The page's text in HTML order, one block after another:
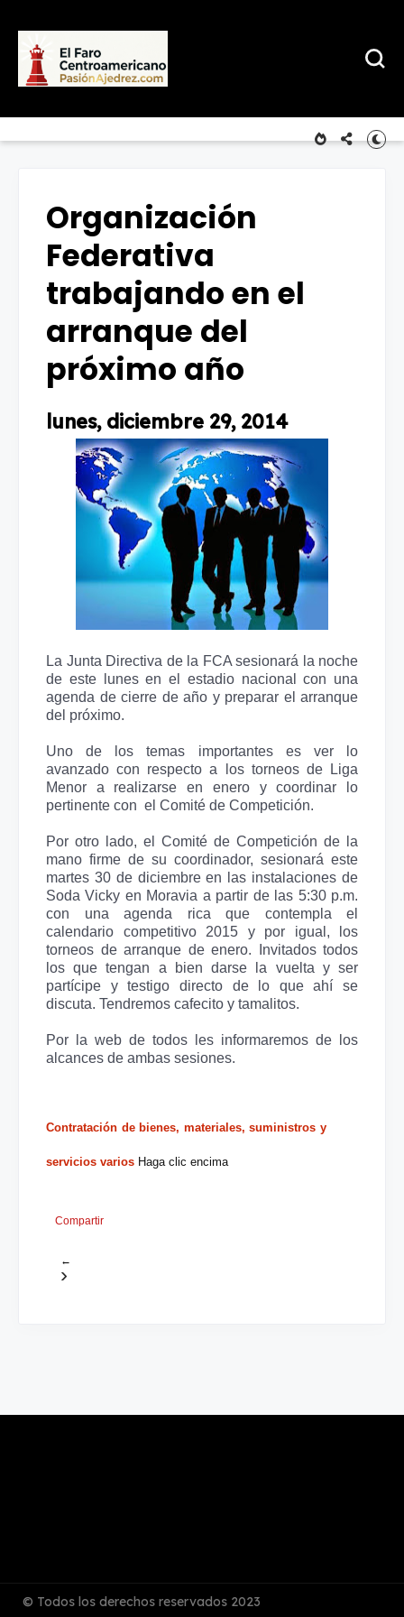
Organización
Federativa
trabajando en el
arranque del
próximo año
lunes, diciembre 29, 2014
La Junta Directiva de la FCA sesionará la noche
de este lunes en el estadio nacional con una
agenda de cierre de año y preparar el arranque
del próximo.
Uno de los temas importantes es ver lo
avanzado con respecto a los torneos de Liga
Menor a realizarse en enero y coordinar lo
pertinente con el Comité de Competición.
Por otro lado, el Comité de Competición de la
mano firme de su coordinador, sesionará este
martes 30 de diciembre en las instalaciones de
Soda Vicky en Moravia a partir de las 5:30 p.m.
con una agenda rica que contempla el
calendario competitivo 2015 y por igual, los
torneos de arranque de enero. Invitados todos
los que tengan a bien darse la vuelta y ser
partícipe y testigo directo de lo que ahí se
discuta. Tendremos cafecito y tamalitos.
Por la web de todos les informaremos de los
alcances de ambas sesiones.
Contratación de bienes, materiales, suministros y
servicios varios Haga clic encima
Compartir
←
›
© Todos los derechos reservados 2023